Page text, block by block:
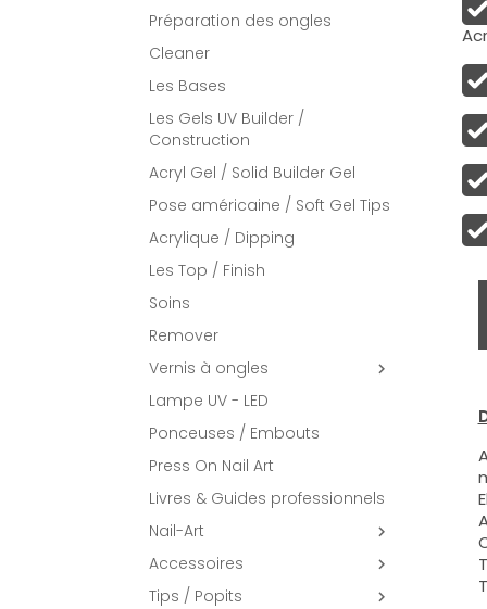
Préparation des ongles
Cleaner
Les Bases
Les Gels UV Builder /
Construction
Acryl Gel / Solid Builder Gel
Pose américaine / Soft Gel Tips
Acrylique / Dipping
Les Top / Finish
Soins
Remover
Vernis à ongles

Lampe UV - LED
Ponceuses / Embouts
Press On Nail Art
Livres & Guides professionnels
Nail-Art

Accessoires 
Tips / Popits 